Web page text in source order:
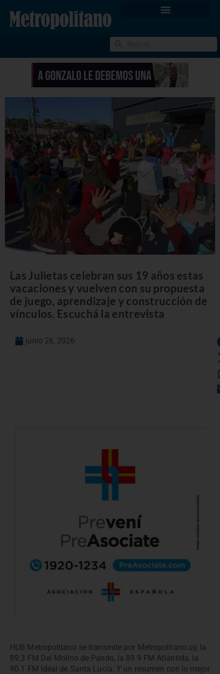
Las Julietas celebran sus 19 años estas
vacaciones y vuelven con su propuesta
de juego, aprendizaje y construcción de
vínculos. Escuchá la entrevista
junio 26, 2026
HUB Metropolitano se transmite por Metropolitano.uy, la
89.3 FM Del Molino de Pando, la 89.9 FM Atlántida, la
90.1 FM Ideal de Santa Lucía. Y un resumen con lo mejor